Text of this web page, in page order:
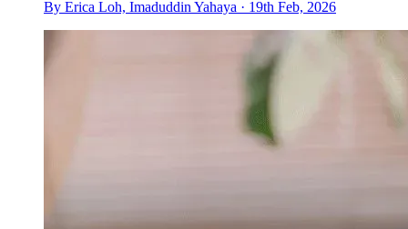
By Erica Loh, Imaduddin Yahaya · 19th Feb, 2026